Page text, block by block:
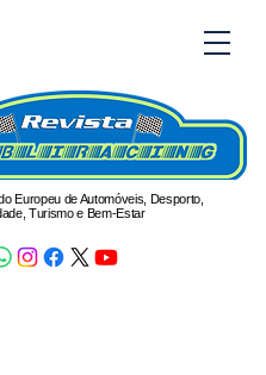
Europeu de Automóveis, Desporto,
Turismo e Bem-Estar